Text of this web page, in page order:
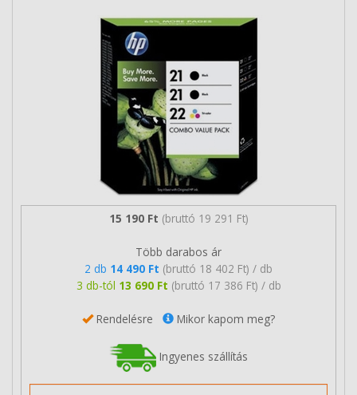
15 190 Ft (bruttó 19 291 Ft)
Több darabos ár
2 db 14 490 Ft (bruttó 18 402 Ft) / db
3 db-tól 13 690 Ft (bruttó 17 386 Ft) / db
Rendelésre Mikor kapom meg?
Ingyenes szállítás